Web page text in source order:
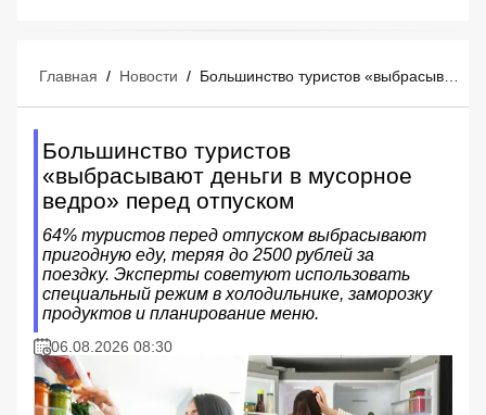
Главная / Новости /
Большинство туристов
«выбрасывают деньги в мусорное
ведро» перед отпуском
64% туристов перед отпуском выбрасывают
пригодную еду, теряя до 2500 рублей за
поездку. Эксперты советуют использовать
специальный режим в холодильнике, заморозку
продуктов и планирование меню.
06.08.2026 08:30